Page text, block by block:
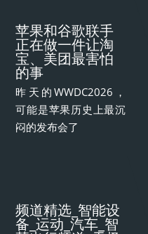
苹果和谷歌联手
正在做一件让淘
宝、美团最害怕
的事
昨天的WWDC2026，
可能是苹果历史上最沉
闷的发布会了
频道精选_智能设
备_运动_汽车_智